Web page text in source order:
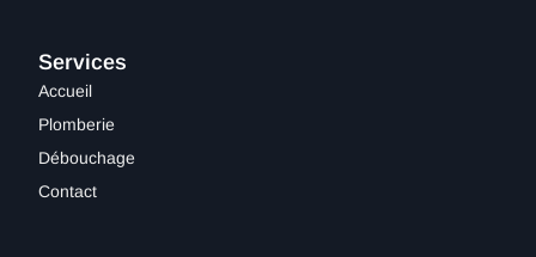
Services
Accueil
Plomberie
Débouchage
Contact